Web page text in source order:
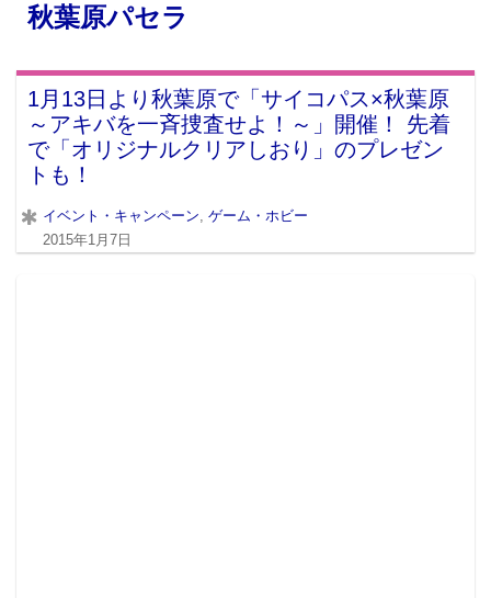
秋葉原パセラ
1月13日より秋葉原で「サイコパス×秋葉原
～アキバを一斉捜査せよ！～」開催！ 先着
で「オリジナルクリアしおり」のプレゼン
トも！
イベント・キャンペーン ゲーム・ホビー
2015年1月7日